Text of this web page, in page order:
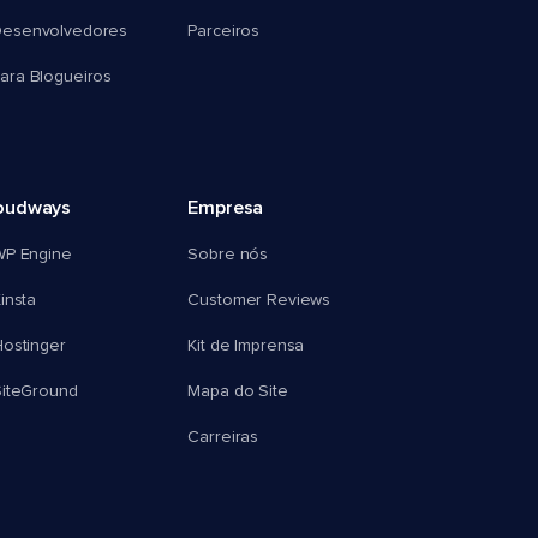
Blogueiros
Parceiros
Engine
Empresa
Sobre nós
Customer Reviews
Kit de Imprensa
Mapa do Site
Carreiras